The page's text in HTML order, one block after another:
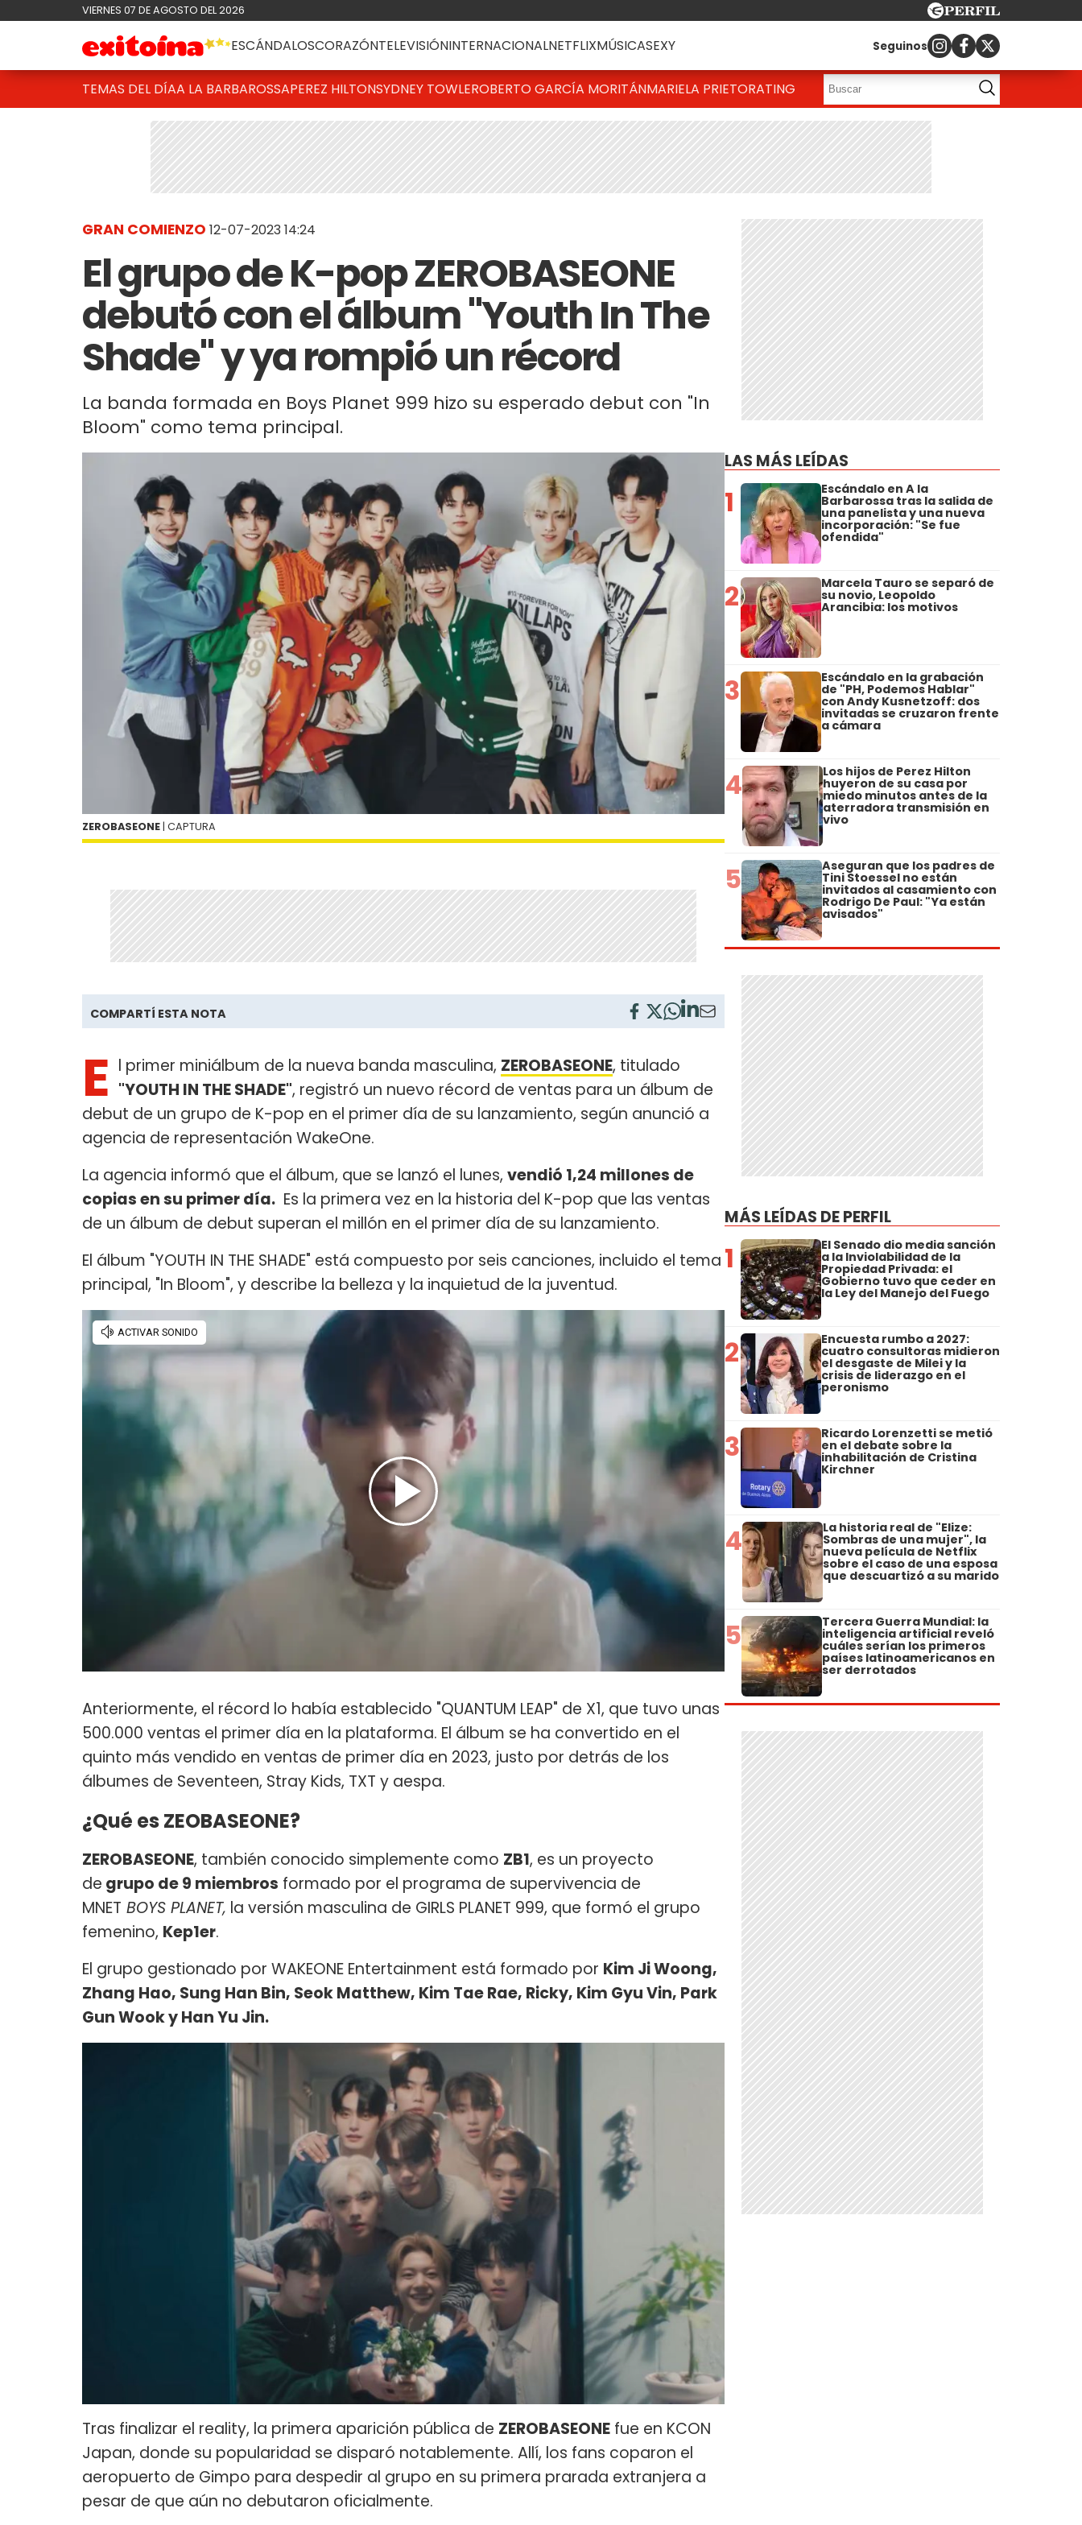
VIERNES 07 DE AGOSTO DEL 2026
ESCÁNDALOSCORAZÓNTELEVISIÓNINTERNACIONALNETFLIXMÚSICASEXY Seguinos
TEMAS DEL DÍAA LA BARBAROSSAPEREZ HILTONSYDNEY TOWLEROBERTO GARCÍA MORITÁNMARIELA PRIETORATING
GRAN COMIENZO 12-07-2023 14:24
El grupo de K-pop ZEROBASEONE
debutó con el álbum "Youth In The
Shade" y ya rompió un récord
La banda formada en Boys Planet 999 hizo su esperado debut con "In
Bloom" como tema principal.
ZEROBASEONE | CAPTURA
COMPARTÍ ESTA NOTA
E l primer miniálbum de la nueva banda masculina, ZEROBASEONE, titulado
"YOUTH IN THE SHADE", registró un nuevo récord de ventas para un álbum de
debut de un grupo de K-pop en el primer día de su lanzamiento, según anunció a
agencia de representación WakeOne.
La agencia informó que el álbum, que se lanzó el lunes, vendió 1,24 millones de
copias en su primer día. Es la primera vez en la historia del K-pop que las ventas
de un álbum de debut superan el millón en el primer día de su lanzamiento.
El álbum "YOUTH IN THE SHADE" está compuesto por seis canciones, incluido el tema
principal, "In Bloom", y describe la belleza y la inquietud de la juventud.
Anteriormente, el récord lo había establecido "QUANTUM LEAP" de X1, que tuvo unas
500.000 ventas el primer día en la plataforma. El álbum se ha convertido en el
quinto más vendido en ventas de primer día en 2023, justo por detrás de los
álbumes de Seventeen, Stray Kids, TXT y aespa.
¿Qué es ZEOBASEONE?
ZEROBASEONE, también conocido simplemente como ZB1, es un proyecto
de grupo de 9 miembros formado por el programa de supervivencia de
MNET BOYS PLANET, la versión masculina de GIRLS PLANET 999, que formó el grupo
femenino, Kep1er.
El grupo gestionado por WAKEONE Entertainment está formado por Kim Ji Woong,
Zhang Hao, Sung Han Bin, Seok Matthew, Kim Tae Rae, Ricky, Kim Gyu Vin, Park
Gun Wook y Han Yu Jin.
Tras finalizar el reality, la primera aparición pública de ZEROBASEONE fue en KCON
Japan, donde su popularidad se disparó notablemente. Allí, los fans coparon el
aeropuerto de Gimpo para despedir al grupo en su primera prarada extranjera a
pesar de que aún no debutaron oficialmente.
LAS MÁS LEÍDAS
1 Escándalo en A la
Barbarossa tras la salida de
una panelista y una nueva
incorporación: "Se fue
ofendida"
2 Marcela Tauro se separó de
su novio, Leopoldo
Arancibia: los motivos
3 Escándalo en la grabación
de "PH, Podemos Hablar"
con Andy Kusnetzoff: dos
invitadas se cruzaron frente
a cámara
4 Los hijos de Perez Hilton
huyeron de su casa por
miedo minutos antes de la
aterradora transmisión en
vivo
5 Aseguran que los padres de
Tini Stoessel no están
invitados al casamiento con
Rodrigo De Paul: "Ya están
avisados"
MÁS LEÍDAS DE PERFIL
1 El Senado dio media sanción
a la Inviolabilidad de la
Propiedad Privada: el
Gobierno tuvo que ceder en
la Ley del Manejo del Fuego
2 Encuesta rumbo a 2027:
cuatro consultoras midieron
el desgaste de Milei y la
crisis de liderazgo en el
peronismo
3 Ricardo Lorenzetti se metió
en el debate sobre la
inhabilitación de Cristina
Kirchner
4 La historia real de "Elize:
Sombras de una mujer", la
nueva película de Netflix
sobre el caso de una esposa
que descuartizó a su marido
5 Tercera Guerra Mundial: la
inteligencia artificial reveló
cuáles serían los primeros
países latinoamericanos en
ser derrotados